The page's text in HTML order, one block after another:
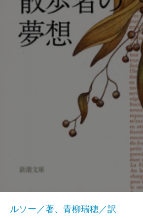
ルソー／著、青柳瑞穂／訳